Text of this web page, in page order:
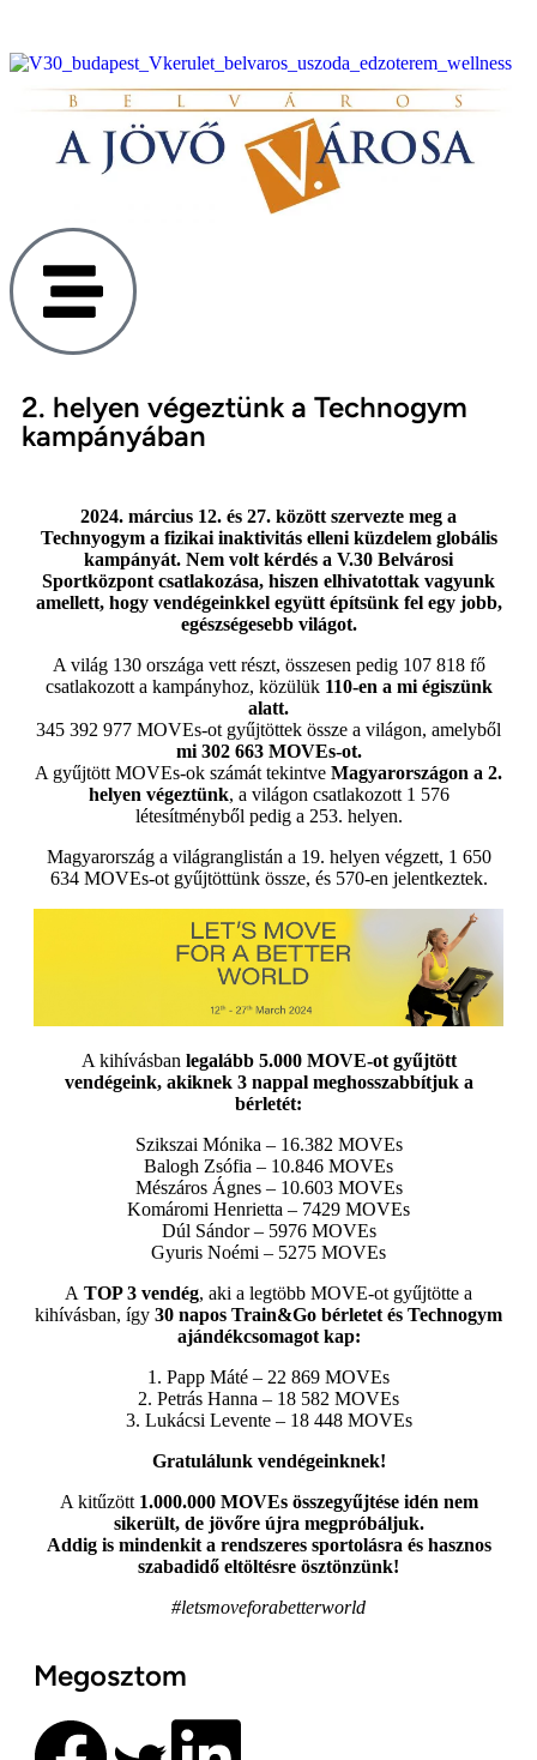
2. helyen végeztünk a Technogym
kampányában
2024. március 12. és 27. között szervezte meg a
Technyogym a fizikai inaktivitás elleni küzdelem globális
kampányát. Nem volt kérdés a V.30 Belvárosi
Sportközpont csatlakozása, hiszen elhivatottak vagyunk
amellett, hogy vendégeinkkel együtt építsünk fel egy jobb,
egészségesebb világot.
A világ 130 országa vett részt, összesen pedig 107 818 fő
csatlakozott a kampányhoz, közülük 110-en a mi égiszünk
alatt.
345 392 977 MOVEs-ot gyűjtöttek össze a világon, amelyből
mi 302 663 MOVEs-ot.
A gyűjtött MOVEs-ok számát tekintve Magyarországon a 2.
helyen végeztünk, a világon csatlakozott 1 576
létesítményből pedig a 253. helyen.
Magyarország a világranglistán a 19. helyen végzett, 1 650
634 MOVEs-ot gyűjtöttünk össze, és 570-en jelentkeztek.
A kihívásban legalább 5.000 MOVE-ot gyűjtött
vendégeink, akiknek 3 nappal meghosszabbítjuk a
bérletét:
Szikszai Mónika – 16.382 MOVEs
Balogh Zsófia – 10.846 MOVEs
Mészáros Ágnes – 10.603 MOVEs
Komáromi Henrietta – 7429 MOVEs
Dúl Sándor – 5976 MOVEs
Gyuris Noémi – 5275 MOVEs
A TOP 3 vendég, aki a legtöbb MOVE-ot gyűjtötte a
kihívásban, így 30 napos Train&Go bérletet és Technogym
ajándékcsomagot kap:
1. Papp Máté – 22 869 MOVEs
2. Petrás Hanna – 18 582 MOVEs
3. Lukácsi Levente – 18 448 MOVEs
Gratulálunk vendégeinknek!
A kitűzött 1.000.000 MOVEs összegyűjtése idén nem
sikerült, de jövőre újra megpróbáljuk.
Addig is mindenkit a rendszeres sportolásra és hasznos
szabadidő eltöltésre ösztönzünk!
#letsmoveforabetterworld
Megosztom